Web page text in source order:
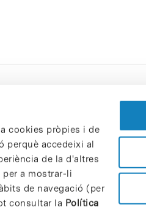
cookies pròpies i de
perquè accedeixi al
de la d'altres
a mostrar-li
de navegació (per
consultar la Política